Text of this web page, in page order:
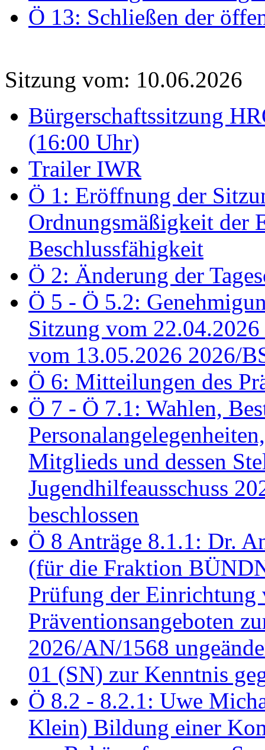
Ö 13: Schließen der
Sitzung vom: 10.06.2026
Bürgerschaftssitzung
(16:00 Uhr)
Trailer IWR
Ö 1: Eröffnung der
Ordnungsmäßigkeit der
Beschlussfähigkeit
Ö 2: Änderung der
Ö 5 - Ö 5.2:
Sitzung vom
vom 13.05.2026 2026/
Ö 6: Mitteilungen des
Ö 7 - Ö 7.1: Wahlen,
Mitglieds und dessen
Jugendhilfeausschuss
beschlossen
Ö 8 Anträge 8.1.1: Dr.
(für die Fraktion
Prüfung der Einrichtung
Präventionsangeboten
2026/AN/1568
01 (SN) zur Kenntnis
Ö 8.2 - 8.2.1: Uwe
Klein) Bildung einer